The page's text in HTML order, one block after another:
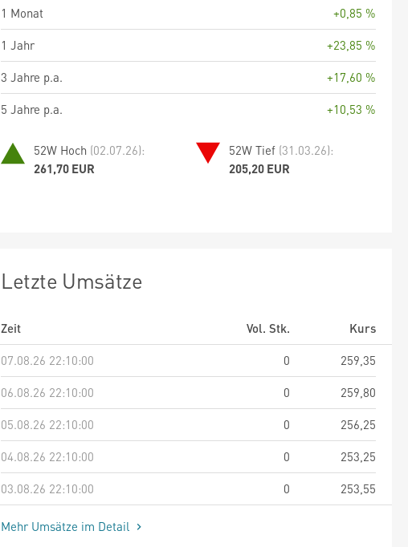
1 Monat
+0,85 %
1 Jahr
+23,85 %
3 Jahre p.a.
+17,60 %
5 Jahre p.a.
+10,53 %
52W Hoch (02.07.26):
261,70 EUR
52W Tief (31.03.26):
205,20 EUR
Letzte Umsätze
Zeit Vol. Stk.
Kurs
07.08.26 22:10:00
0
259,35
06.08.26 22:10:00
0
259,80
05.08.26 22:10:00
0
256,25
04.08.26 22:10:00
0
253,25
03.08.26 22:10:00
0 253,55
Mehr Umsätze im Detail